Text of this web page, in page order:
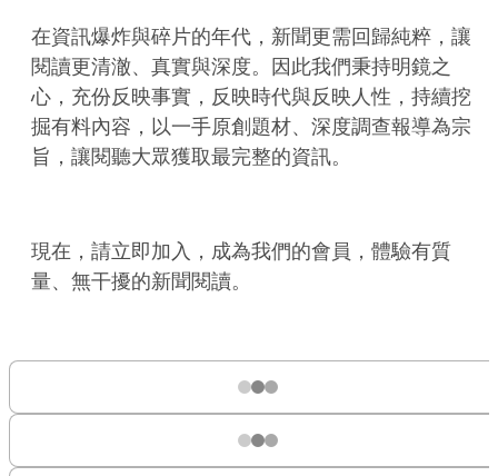
在資訊爆炸與碎片的年代，新聞更需回歸純粹，讓
閱讀更清澈、真實與深度。因此我們秉持明鏡之
心，充份反映事實，反映時代與反映人性，持續挖
掘有料內容，以一手原創題材、深度調查報導為宗
旨，讓閱聽大眾獲取最完整的資訊。
現在，請立即加入，成為我們的會員，體驗有質
量、無干擾的新聞閱讀。